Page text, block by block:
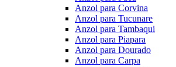
Anzol para Corvina
Anzol para Tucunare
Anzol para Tambaqui
Anzol para Piapara
Anzol para Dourado
Anzol para Carpa